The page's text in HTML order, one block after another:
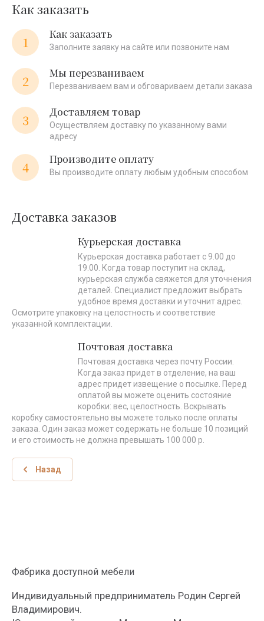
Как заказать
1
Как заказать
Заполните заявку на сайте или позвоните нам
2 Мы перезваниваем
Перезваниваем вам и обговариваем детали заказа
3 Доставляем товар
Осуществляем доставку по указанному вами
адресу
4 Производите оплату
Вы производите оплату любым удобным способом
Доставка заказов
Курьерская доставка
Курьерская доставка работает с 9.00 до
19.00. Когда товар поступит на склад,
курьерская служба свяжется для уточнения
деталей. Специалист предложит выбрать
удобное время доставки и уточнит адрес.
Осмотрите упаковку на целостность и соответствие
указанной комплектации.
Почтовая доставка
Почтовая доставка через почту России.
Когда заказ придет в отделение, на ваш
адрес придет извещение о посылке. Перед
оплатой вы можете оценить состояние
коробки: вес, целостность. Вскрывать
коробку самостоятельно вы можете только после оплаты
заказа. Один заказ может содержать не больше 10 позиций
и его стоимость не должна превышать 100 000 р.
Назад
Фабрика доступной мебели
Индивидуальный предприниматель Родин Сергей
Владимирович.